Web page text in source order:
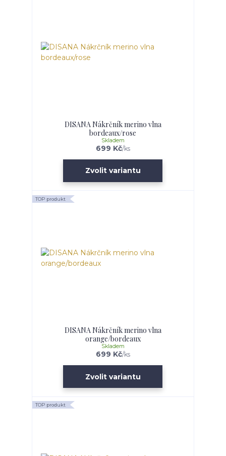
DISANA Nákrčník merino vlna
bordeaux/rose
699 Kč/ks
Skladem
Zvolit variantu
TOP produkt
DISANA Nákrčník merino vlna
orange/bordeaux
699 Kč/ks
Skladem
Zvolit variantu
TOP produkt